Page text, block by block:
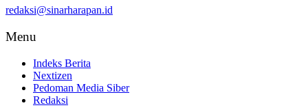
redaksi@sinarharapan.id
Menu
Indeks Berita
Nextizen
Pedoman Media Siber
Redaksi